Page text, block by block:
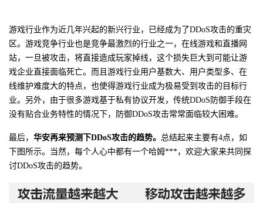
游戏行业作为近几年兴起的新兴行业，已经成为了DDoS攻击的重灾
区。游戏竞争行业也是竞争最激烈的行业之一，在线游戏和直播网
站，一旦被攻击，将直接造成玩家掉线，这个损失巨大到可能让游
戏企业直接面临死亡。而且游戏行业用户基数大、用户类型多、在
线维护难度大的特点，也使得游戏行业成为极易受到攻击的目标行
业。另外，由于很多游戏基于私有协议开发，传统DDoS防御手段在
没有贴合业务特性的情况下，防御DDoS攻击常常面临较大困难。
最后， 华安再来预测下DDoS攻击的趋势。 总结起来主要有4点，如
下图所示。当然，每个人心中都有一个哈姆***，欢迎大家来共同探
讨DDoS攻击的趋势。